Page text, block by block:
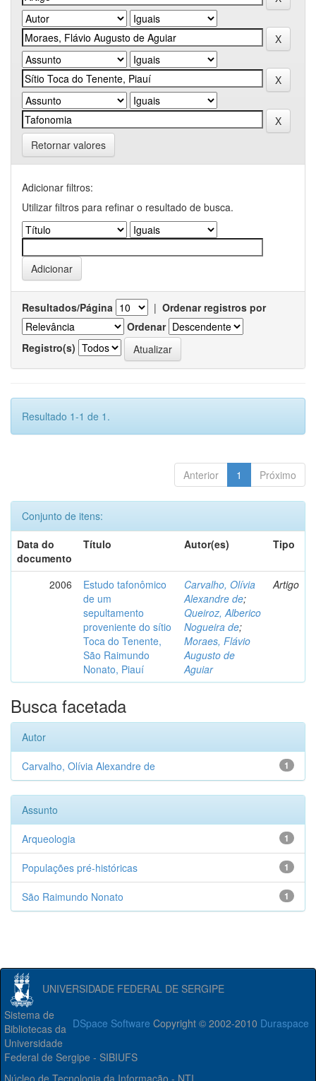
Retornar valores
Adicionar filtros:
Utilizar filtros para refinar o resultado de busca.
Resultados/Página | Ordenar registros por
Ordenar
Registro(s)
Resultado 1-1 de 1.
Anterior 1 Próximo
Conjunto de itens:
Data do
documento
Título Autor(es) Tipo
2006
Estudo tafonômico
de um
sepultamento
proveniente do sítio
Toca do Tenente,
São Raimundo
Nonato, Piauí
Carvalho, Olívia
Alexandre de;
Queiroz, Alberico
Nogueira de;
Moraes, Flávio
Augusto de
Aguiar
Artigo
Busca facetada
Autor
1
Carvalho, Olívia Alexandre de
Assunto
1
Arqueologia
1
Populações pré-históricas
1
São Raimundo Nonato
UNIVERSIDADE FEDERAL DE SERGIPE
DSpace Software Copyright © 2002-2010 Duraspace
Sistema de
Bibliotecas da
Universidade
Federal de Sergipe - SIBIUFS
Núcleo de Tecnologia da Informação - NTI